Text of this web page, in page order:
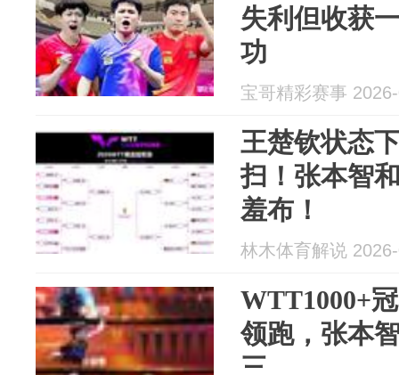
失利但收获
功
宝哥精彩赛事
王楚钦状态
扫！张本智
羞布！
林木体育解说
WTT1000+
领跑，张本
三